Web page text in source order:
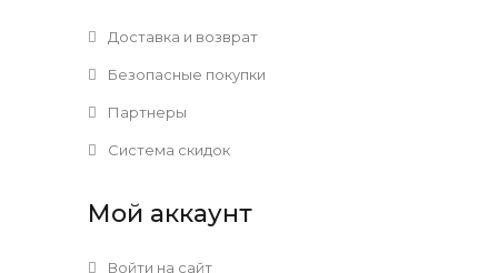
Доставка и возврат
Безопасные покупки
Партнеры
Система скидок
Мой аккаунт
Войти на сайт